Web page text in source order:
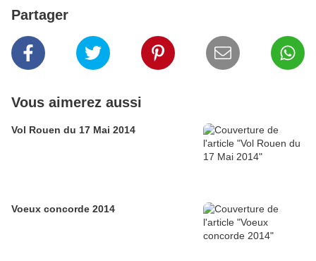
Partager
Vous aimerez aussi
Vol Rouen du 17 Mai 2014
Voeux concorde 2014